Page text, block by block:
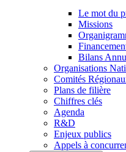
Le mot du
Missions
Bilans
Organisations
Comités
Plans de filière
Chiffres clés
Agenda
R&D
Enjeux publics
Appels à